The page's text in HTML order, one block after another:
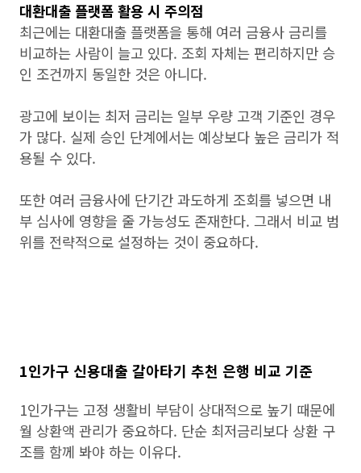
대환대출 플랫폼 활용 시 주의점
최근에는 대환대출 플랫폼을 통해 여러 금융사 금리를
비교하는 사람이 늘고 있다. 조회 자체는 편리하지만 승
인 조건까지 동일한 것은 아니다.
광고에 보이는 최저 금리는 일부 우량 고객 기준인 경우
가 많다. 실제 승인 단계에서는 예상보다 높은 금리가 적
용될 수 있다.
또한 여러 금융사에 단기간 과도하게 조회를 넣으면 내
부 심사에 영향을 줄 가능성도 존재한다. 그래서 비교 범
위를 전략적으로 설정하는 것이 중요하다.
1인가구 신용대출 갈아타기 추천 은행 비교 기준
1인가구는 고정 생활비 부담이 상대적으로 높기 때문에
월 상환액 관리가 중요하다. 단순 최저금리보다 상환 구
조를 함께 봐야 하는 이유다.